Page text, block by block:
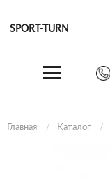
SPORT-TURN
Главная Каталог